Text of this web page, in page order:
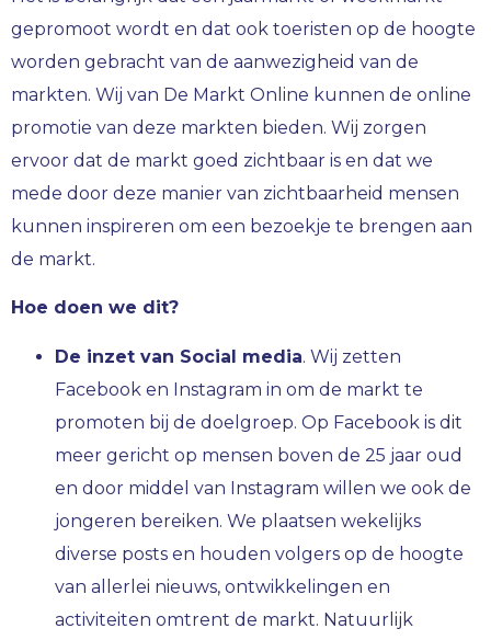
gepromoot wordt en dat ook toeristen op de hoogte
worden gebracht van de aanwezigheid van de
markten. Wij van De Markt Online kunnen de online
promotie van deze markten bieden. Wij zorgen
ervoor dat de markt goed zichtbaar is en dat we
mede door deze manier van zichtbaarheid mensen
kunnen inspireren om een bezoekje te brengen aan
de markt.
Hoe doen we dit?
De inzet van Social media. Wij zetten
Facebook en Instagram in om de markt te
promoten bij de doelgroep. Op Facebook is dit
meer gericht op mensen boven de 25 jaar oud
en door middel van Instagram willen we ook de
jongeren bereiken. We plaatsen wekelijks
diverse posts en houden volgers op de hoogte
van allerlei nieuws, ontwikkelingen en
activiteiten omtrent de markt. Natuurlijk